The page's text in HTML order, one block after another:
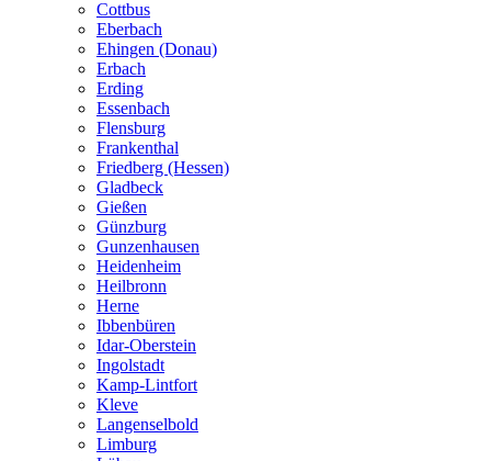
Cottbus
Eberbach
Ehingen (Donau)
Erbach
Erding
Essenbach
Flensburg
Frankenthal
Friedberg (Hessen)
Gladbeck
Gießen
Günzburg
Gunzenhausen
Heidenheim
Heilbronn
Herne
Ibbenbüren
Idar-Oberstein
Ingolstadt
Kamp-Lintfort
Kleve
Langenselbold
Limburg